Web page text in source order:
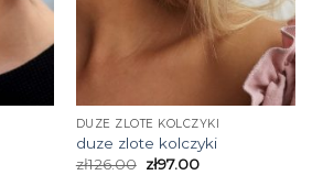
DUZE ZLOTE KOLCZYKI
duze zlote kolczyki
zł126.00 zł97.00